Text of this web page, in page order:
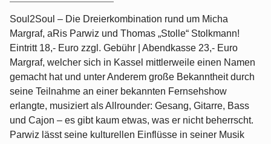
Soul2Soul – Die Dreierkombination rund um Micha
Margraf, aRis Parwiz und Thomas „Stolle“ Stolkmann!
Eintritt 18,- Euro zzgl. Gebühr | Abendkasse 23,- Euro
Margraf, welcher sich in Kassel mittlerweile einen Namen
gemacht hat und unter Anderem große Bekanntheit durch
seine Teilnahme an einer bekannten Fernsehshow
erlangte, musiziert als Allrounder: Gesang, Gitarre, Bass
und Cajon – es gibt kaum etwas, was er nicht beherrscht.
Parwiz lässt seine kulturellen Einflüsse in seiner Musik